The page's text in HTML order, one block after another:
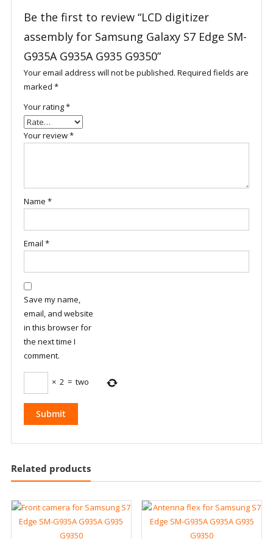
Be the first to review “LCD digitizer
assembly for Samsung Galaxy S7 Edge SM-
G935A G935A G935 G9350”
Your email address will not be published. Required fields are
marked *
Your rating*
Your review*
Name *
Email *
Save my name,
email, and website
in this browser for
the next time I
comment.
× 2 = two
Related products